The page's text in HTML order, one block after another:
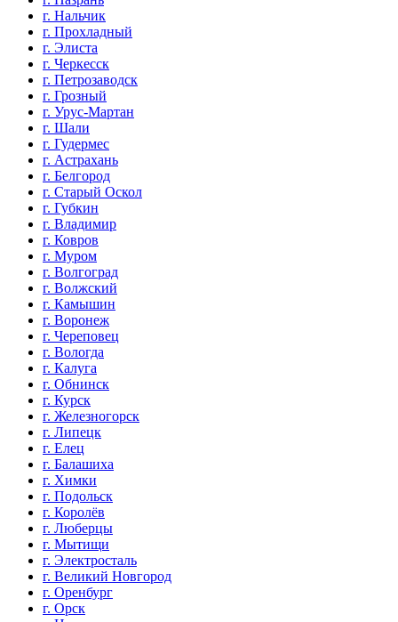
г. Нальчик
г. Прохладный
г. Элиста
г. Черкесск
г. Петрозаводск
г. Грозный
г. Урус-Мартан
г. Шали
г. Гудермес
г. Астрахань
г. Белгород
г. Старый Оскол
г. Губкин
г. Владимир
г. Ковров
г. Муром
г. Волгоград
г. Волжский
г. Камышин
г. Воронеж
г. Череповец
г. Вологда
г. Калуга
г. Обнинск
г. Курск
г. Железногорск
г. Липецк
г. Елец
г. Балашиха
г. Химки
г. Подольск
г. Королёв
г. Люберцы
г. Мытищи
г. Электросталь
г. Великий Новгород
г. Оренбург
г. Орск